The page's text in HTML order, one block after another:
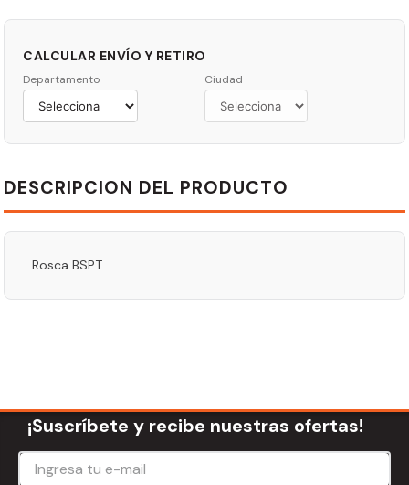
CALCULAR ENVÍO Y RETIRO
Departamento Ciudad
DESCRIPCION DEL PRODUCTO
Rosca BSPT
¡Suscríbete y recibe nuestras ofertas!